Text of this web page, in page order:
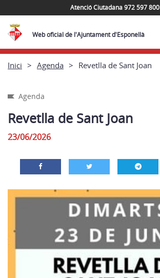
Atenció Ciutadana 972 597 800
Web oficial de l'Ajuntament d'Esponellà
Inici Agenda Revetlla de Sant Joan
Agenda
Revetlla de Sant Joan
23/06/2026